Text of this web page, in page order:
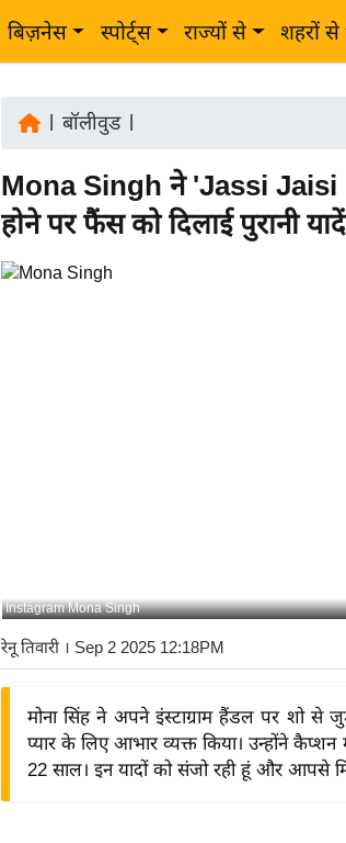
बिज़नेस स्पोर्ट्स राज्यों से शहरों से
बॉलीवुड|
Mona Singh ने 'Jassi
होने पर फैंस को दिलाई पुरानी
Instagram Mona Singh
रेनू तिवारी । Sep 2 2025 12:18PM
मोना सिंह ने अपने इंस्टाग्राम हैंडल पर शो से
प्यार के लिए आभार व्यक्त किया। उन्होंने
22 साल। इन यादों को संजो रही हूं और आपसे